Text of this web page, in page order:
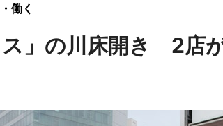
働く
」の川床開き 2店